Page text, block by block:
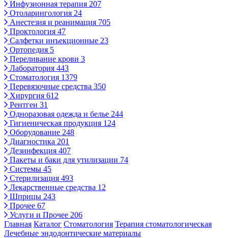
Инфузионная терапия 207
Отоларингология 24
Анестезия и реанимация 705
Проктология 47
Салфетки инъекционные 23
Ортопедия 5
Переливание крови 3
Лаборатория 443
Стоматология 1379
Перевязочные средства 350
Хирургия 612
Рентген 31
Одноразовая одежда и белье 244
Гигиеническая продукция 124
Оборудование 248
Диагностика 201
Дезинфекция 407
Пакеты и баки для утилизации 74
Системы 45
Стерилизация 493
Лекарственные средства 12
Шприцы 243
Прочее 67
Услуги и Прочее 206
Главная Каталог Стоматология Терапия стоматологическая
Лечебные эндодонтические материалы